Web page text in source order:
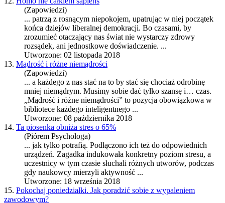
(Zapowiedzi)
... patrzą z rosnącym niepokojem, upatrując w niej początek
końca dziejów liberalnej demokracji. Bo czasami, by
zrozumieć otaczający nas świat nie wystarczy zdrowy
rozsądek, ani jednostkowe doświadczenie. ...
Utworzone: 02 listopada 2018
13. Mądrość i różne niemądrości
(Zapowiedzi)
... a każdego z nas stać na to by stać się chociaż odrobinę
mniej niemądrym. Musimy sobie dać tylko szansę i… czas.
„Mądrość i różne niemądrości” to pozycja obowiązkowa w
bibliotece każdego inteligentnego ...
Utworzone: 08 października 2018
14. Ta piosenka obniża stres o 65%
(Piórem Psychologa)
... jak tylko potrafią. Podłączono ich też do odpowiednich
urządzeń. Zagadka indukowała konkretny poziom stresu, a
uczestnicy w tym czasie słuchali różnych utworów, podczas
gdy naukowcy mierzyli aktywność ...
Utworzone: 18 września 2018
15. Pokochaj poniedziałki. Jak poradzić sobie z wypaleniem
zawodowym?